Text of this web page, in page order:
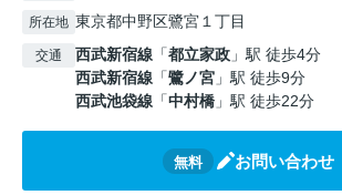
所在地 東京都中野区鷺宮１丁目
交通 西武新宿線 「都立家政 」駅 徒歩4分
西武新宿線 「鷺ノ宮 」駅 徒歩9分
西武池袋線 「中村橋 」駅 徒歩22分
無料 お問い合わせ